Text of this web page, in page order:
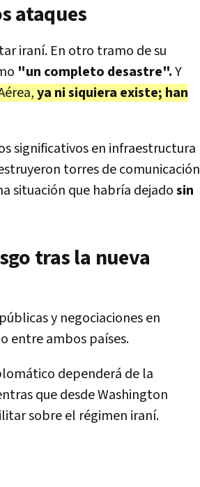
ataques
iraní. En otro tramo de su
"un completo desastre".Y
ya ni siquiera existe; han
significativos en infraestructura
torres de comunicación
situación que habría dejadosin
tras la nueva
y negociaciones en
entre ambos países.
dependerá de la
que desde Washington
sobre el régimen iraní.